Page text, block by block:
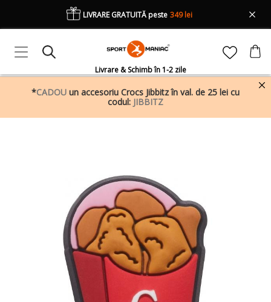
Livrare & Schimb în 1-2 zile
LIVRARE GRATUITĂ peste 349 lei
*CADOU un accesoriu Crocs Jibbitz în val. de 25 lei cu
codul: JIBBITZ